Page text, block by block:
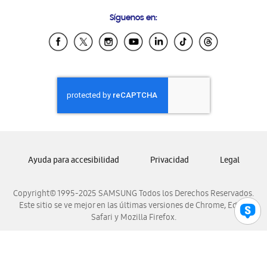
Samsung Ecuador
Samsung El Salvador
Samsung Honduras
Samsung Nicaragua
Samsung Panamá
Samsung Venezuela
Síguenos en:
Copyright© 1995-2025 SAMSUNG Todos los Derechos Reservados.
Este sitio se ve mejor en las últimas versiones de Chrome, Edge,
Safari y Mozilla Firefox.
Ayuda para accesibilidad Privacidad Legal